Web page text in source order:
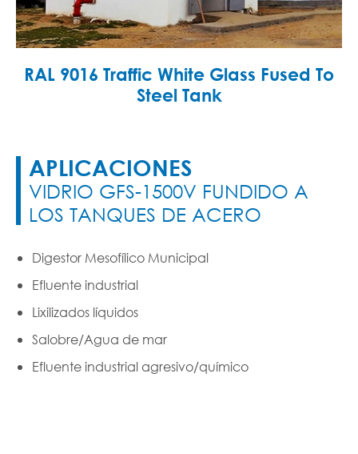
RAL 9016 Traffic White Glass Fused To
Steel Tank
APLICACIONES
VIDRIO GFS-1500V FUNDIDO A
LOS TANQUES DE ACERO
Digestor Mesofílico Municipal
Efluente industrial
Lixilizados líquidos
Salobre/Agua de mar
Efluente industrial agresivo/químico